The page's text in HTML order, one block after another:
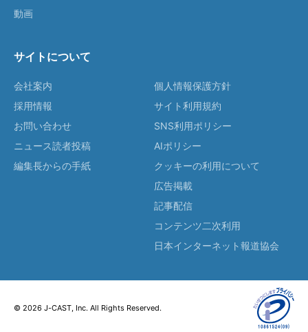
動画
サイトについて
会社案内
採用情報
お問い合わせ
ニュース読者投稿
編集長からの手紙
個人情報保護方針
サイト利用規約
SNS利用ポリシー
AIポリシー
クッキーの利用について
広告掲載
記事配信
コンテンツ二次利用
日本インターネット報道協会
© 2026 J-CAST, Inc. All Rights Reserved.